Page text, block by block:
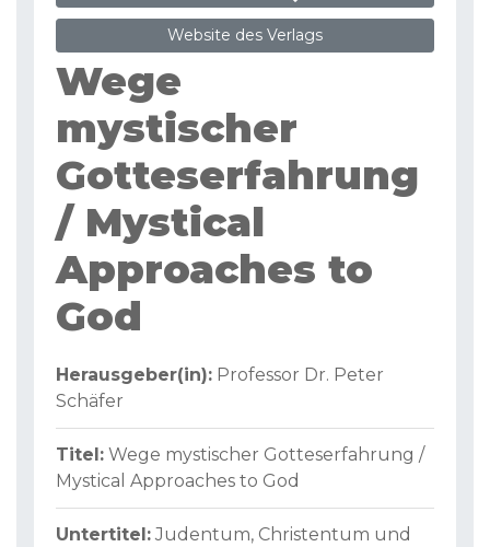
Website des Verlags
Wege
mystischer
Gotteserfahrung
/ Mystical
Approaches to
God
Herausgeber(in): Professor Dr. Peter
Schäfer
Titel: Wege mystischer Gotteserfahrung /
Mystical Approaches to God
Untertitel:Judentum, Christentum und